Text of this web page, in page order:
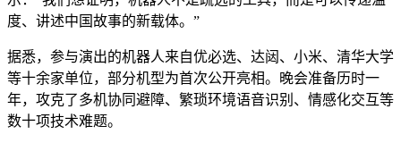
度、讲述中国故事的新载体。”
据悉，参与演出的机器人来自优必选、达闼、小米、清华大学
等十余家单位，部分机型为首次公开亮相。晚会准备历时一
年，攻克了多机协同避障、繁琐环境语音识别、情感化交互等
数十项技术难题。